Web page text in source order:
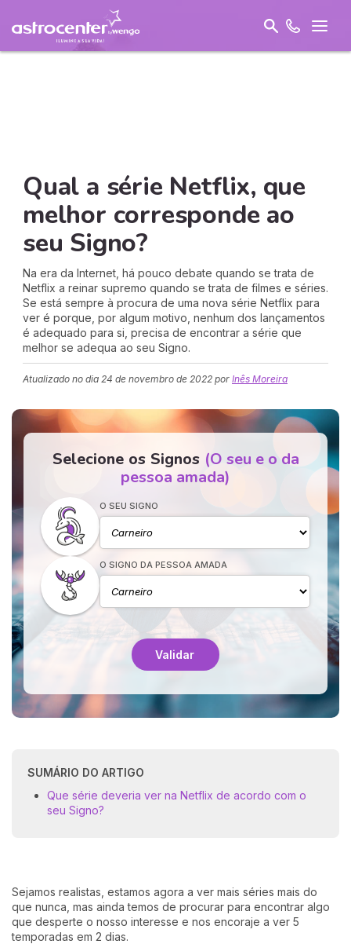
Qual a série Netflix, que
melhor corresponde ao
seu Signo?
Na era da Internet, há pouco debate quando se trata de
Netflix a reinar supremo quando se trata de filmes e séries.
Se está sempre à procura de uma nova série Netflix para
ver é porque, por algum motivo, nenhum dos lançamentos
é adequado para si, precisa de encontrar a série que
melhor se adequa ao seu Signo.
Atualizado no dia 24 de novembro de 2022 por Inês Moreira
Selecione os Signos (O seu e o da
pessoa amada)
O SEU SIGNO
O SIGNO DA PESSOA AMADA
Validar
SUMÁRIO DO ARTIGO
Que série deveria ver na Netflix de acordo com o
seu Signo?
Sejamos realistas, estamos agora a ver mais séries mais do
que nunca, mas ainda temos de procurar para encontrar algo
que desperte o nosso interesse e nos encoraje a ver 5
temporadas em 2 dias.